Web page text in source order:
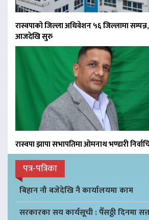
रास्वपाको जिल्ला अधिवेशन ५६ जिल्लामा
आजदेखि सुरु
रास्वपा झापा सभापतिमा ओमनाथ भण्डारी
पत्र-पत्रिका
बिहान नौ बजेदेखि नै कार्यालयमा काम
सरकारका सय कार्यसूची : पैँसठ्ठी दिनमा